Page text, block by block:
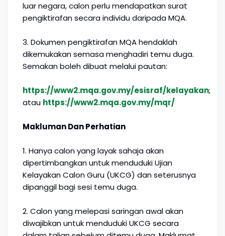
luar negara, calon perlu mendapatkan surat
pengiktirafan secara individu daripada MQA.
3. Dokumen pengiktirafan MQA hendaklah
dikemukakan semasa menghadiri temu duga.
Semakan boleh dibuat melalui pautan:
https://www2.mqa.gov.my/esisraf/kelayakan;
atau https://www2.mqa.gov.my/mqr/
Makluman Dan Perhatian
1. Hanya calon yang layak sahaja akan
dipertimbangkan untuk menduduki Ujian
Kelayakan Calon Guru (UKCG) dan seterusnya
dipanggil bagi sesi temu duga.
2. Calon yang melepasi saringan awal akan
diwajibkan untuk menduduki UKCG secara